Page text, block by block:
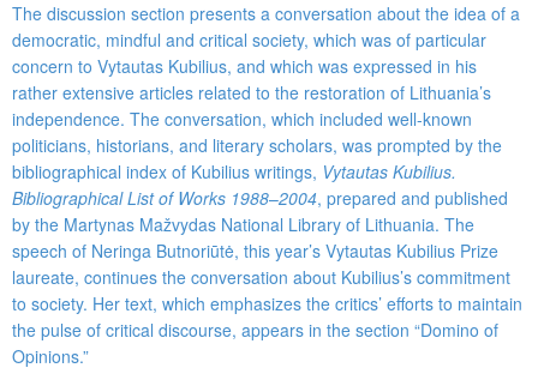
The discussion section presents a conversation about the idea of a
democratic, mindful and critical society, which was of particular
concern to Vytautas Kubilius, and which was expressed in his
rather extensive articles related to the restoration of Lithuania’s
independence. The conversation, which included well-known
politicians, historians, and literary scholars, was prompted by the
bibliographical index of Kubilius writings, Vytautas Kubilius.
Bibliographical List of Works 1988–2004, prepared and published
by the Martynas Mažvydas National Library of Lithuania. The
speech of Neringa Butnoriūtė, this year’s Vytautas Kubilius Prize
laureate, continues the conversation about Kubilius’s commitment
to society. Her text, which emphasizes the critics’ efforts to maintain
the pulse of critical discourse, appears in the section “Domino of
Opinions.”